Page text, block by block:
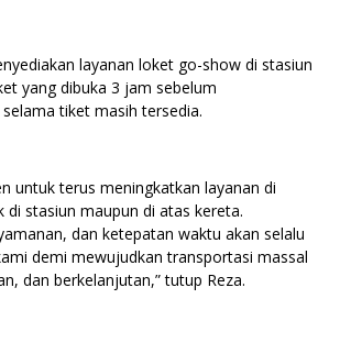
layanan loket go-show di stasiun
yang dibuka 3 jam sebelum
tiket masih tersedia.
untuk terus meningkatkan layanan di
di stasiun maupun di atas kereta.
dan ketepatan waktu akan selalu
demi mewujudkan transportasi massal
dan berkelanjutan,” tutup Reza.